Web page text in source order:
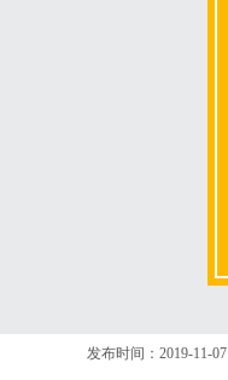
发布时间：2019-11-07